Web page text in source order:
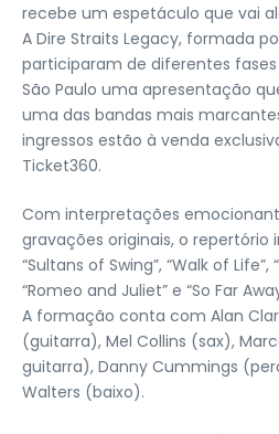
recebe um espetáculo que vai
A Dire Straits Legacy, formada
participaram de diferentes fases
São Paulo uma apresentação
uma das bandas mais
ingressos estão à venda
Ticket360.
Com interpretações
gravações originais, o repertório
“Sultans of Swing”, “Walk of
“Romeo and Juliet” e “So Far
A formação conta com Alan
(guitarra), Mel Collins (sax),
guitarra), Danny Cummings
Walters (baixo).